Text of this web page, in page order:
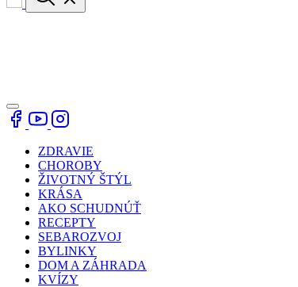
ZDRAVIE
CHOROBY
ŽIVOTNÝ ŠTÝL
KRÁSA
AKO SCHUDNÚŤ
RECEPTY
SEBAROZVOJ
BYLINKY
DOM A ZÁHRADA
KVÍZY